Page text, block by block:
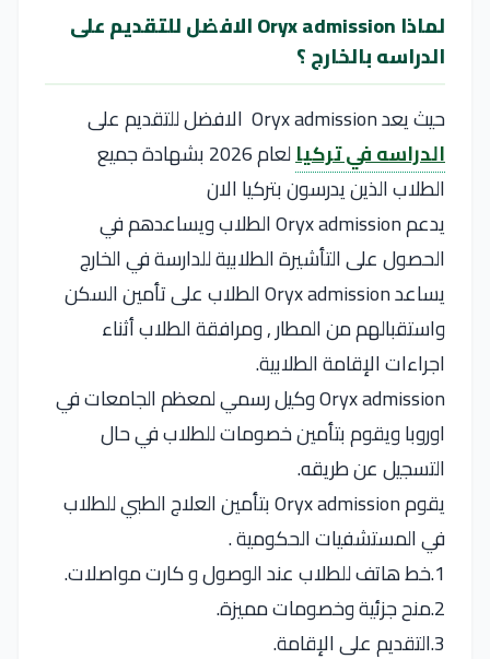
لماذا Oryx admission الافضل للتقديم على
الدراسه بالخارج ؟
حيث يعد Oryx admission الافضل للتقديم على
الدراسه في تركيا
لعام 2026 بشهادة جميع
الطلاب الذين يدرسون بتركيا الان
يدعم Oryx admission الطلاب ويساعدهم في
الحصول على التأشيرة الطلابية للدارسة في الخارج
يساعد Oryx admission الطلاب على تأمين السكن
واستقبالهم من المطار , ومرافقة الطلاب أثناء
اجراءات الإقامة الطلابية.
Oryx admission وكيل رسمي لمعظم الجامعات في
اوروبا ويقوم بتأمين خصومات للطلاب في حال
التسجيل عن طريقه.
يقوم Oryx admission بتأمين العلاج الطبي للطلاب
في المستشفيات الحكومية .
1.خط هاتف للطلاب عند الوصول و كارت مواصلات.
2.منح جزئية وخصومات مميزة.
3.التقديم على الإقامة.